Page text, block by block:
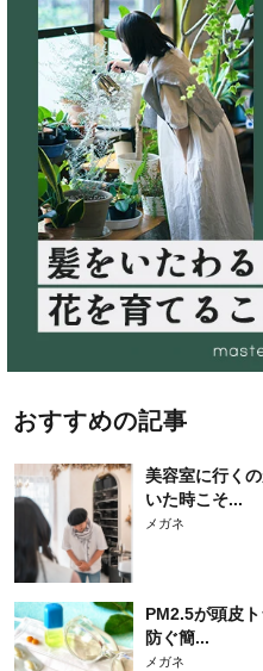
おすすめの記事
美容室に行く
いた時こそ...
メガネ
PM2.5が頭皮
防ぐ簡...
メガネ